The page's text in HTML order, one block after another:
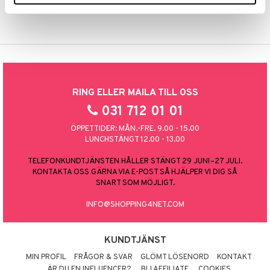
vanligaste kort.
RING ELLER MAILA TILL OSS
031 712 01 01
ÖPPETTIDER: MÅN.-FRE. 9.00 - 15.00
LUNCHSTÄNGT 12.00 - 13.00
TELEFONKUNDTJÄNSTEN HÅLLER STÄNGT 29 JUNI–27 JULI.
KONTAKTA OSS GÄRNA VIA E-POST SÅ HJÄLPER VI DIG SÅ
SNART SOM MÖJLIGT.
INFO@SHOPPING4NET.COM
KUNDTJÄNST
MIN PROFIL FRÅGOR & SVAR GLÖMT LÖSENORD
KONTAKT